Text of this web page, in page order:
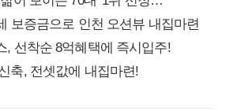
보증금으로 인천 오션뷰 내집마련
, 선착순 8억혜택에 즉시입주!
축, 전셋값에 내집마련!